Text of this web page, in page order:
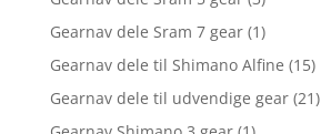
Gearnav dele Sram 7 gear (1)
Gearnav dele til Shimano Alfine (15)
Gearnav dele til udvendige gear (21)